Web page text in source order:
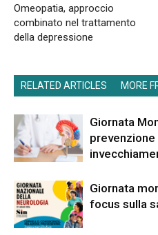
Omeopatia, approccio
combinato nel trattamento
della depressione
RELATED ARTICLES MORE
Giornata
prevenzione
Giornata
focus sulla